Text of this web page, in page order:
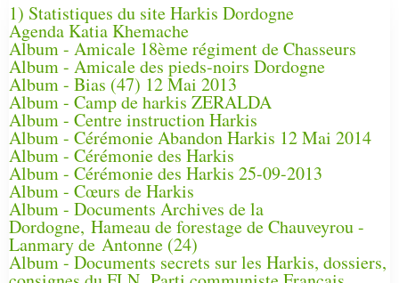
1) Statistiques du site Harkis Dordogne
Agenda Katia Khemache
Album - Amicale 18ème régiment de Chasseurs
Album - Amicale des pieds-noirs Dordogne
Album - Bias (47) 12 Mai 2013
Album - Camp de harkis ZERALDA
Album - Centre instruction Harkis
Album - Cérémonie Abandon Harkis 12 Mai 2014
Album - Cérémonie des Harkis
Album - Cérémonie des Harkis 25-09-2013
Album - Cœurs de Harkis
Album - Documents Archives de la
Dordogne, Hameau de forestage de Chauveyrou -
Lanmary de Antonne (24)
Album - Documents secrets sur les Harkis, dossiers,